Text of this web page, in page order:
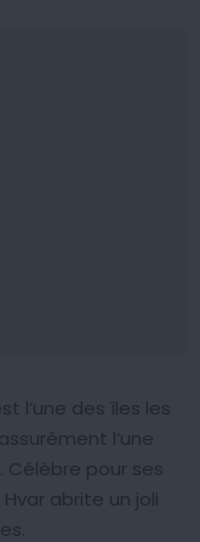
l’une des îles les
l’une
Célèbre pour ses
abrite un joli